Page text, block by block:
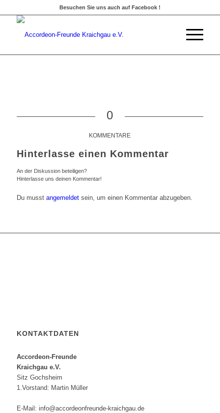
Besuchen Sie uns auch auf Facebook !
0
KOMMENTARE
Hinterlasse einen Kommentar
An der Diskussion beteiligen?
Hinterlasse uns deinen Kommentar!
Du musst angemeldetsein, um einen Kommentar abzugeben.
KONTAKTDATEN
Accordeon-Freunde
Kraichgau e.V.
Sitz Gochsheim
1.Vorstand: Martin Müller
E-Mail: info@accordeonfreunde-kraichgau.de